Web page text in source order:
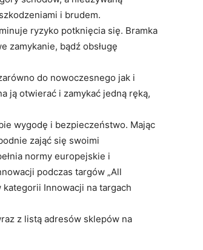
i brudem.
ryzyko potknięcia się. Bramka
zamykanie, bądź obsługę
do nowoczesnego jak i
ją otwierać i zamykać jedną ręką,
wygodę i bezpieczeństwo. Mając
zająć się swoimi
normy europejskie i
podczas targów „All
kategorii Innowacji na targach
z listą adresów sklepów na